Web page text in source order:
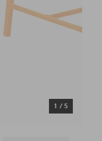
1 / 5